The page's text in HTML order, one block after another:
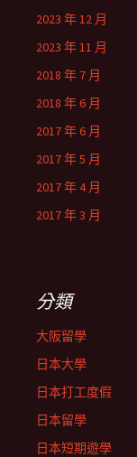
2023 年 12 月
2023 年 11 月
2018 年 7 月
2018 年 6 月
2017 年 6 月
2017 年 5 月
2017 年 4 月
2017 年 3 月
分類
大阪留學
日本大學
日本打工度假
日本留學
日本短期遊學